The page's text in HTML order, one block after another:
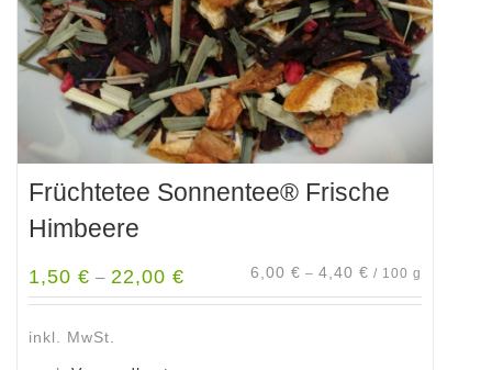
Früchtetee Sonnentee® Frische
Himbeere
1,50 € – 22,00 € 6,00 € – 4,40 € / 100 g
inkl. MwSt.